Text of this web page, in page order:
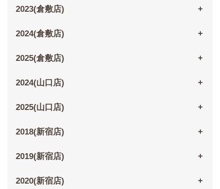
2023(倉敷店)
2024(倉敷店)
2025(倉敷店)
2024(山口店)
2025(山口店)
2018(新宿店)
2019(新宿店)
2020(新宿店)